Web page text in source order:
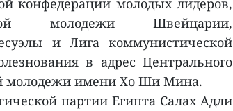
конфедерации молодых лидеров,
молодежи Швейцарии,
и Лига коммунистической
в адрес Центрального
молодежи имени Хо Ши Мина.
партии Египта Салах Адли